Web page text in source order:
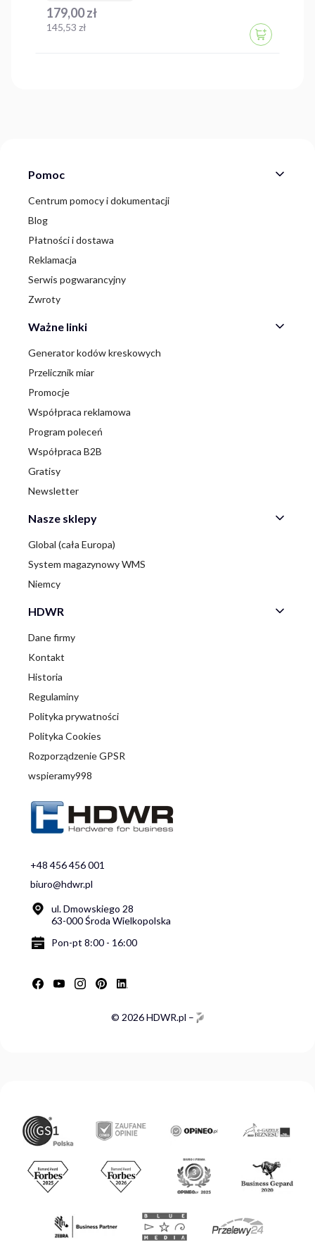
Cena
179,00 zł
Cena
145,53 zł
DO
Linki w stopce
Pomoc
Centrum pomocy i dokumentacji
Blog
Płatności i dostawa
Reklamacja
Serwis pogwarancyjny
Zwroty
Ważne linki
Generator kodów kreskowych
Przelicznik miar
Promocje
Współpraca reklamowa
Program poleceń
Współpraca B2B
Gratisy
Newsletter
Nasze sklepy
Global (cała Europa)
System magazynowy WMS
Niemcy
HDWR
Dane firmy
Kontakt
Historia
Regulaminy
Polityka prywatności
Polityka Cookies
Rozporządzenie GPSR
wspieramy998
+48 456 456 001
biuro@hdwr.pl
ul. Dmowskiego 28
63-000 Środa Wielkopolska
Pon-pt 8:00 - 16:00
© 2026 HDWR.pl –